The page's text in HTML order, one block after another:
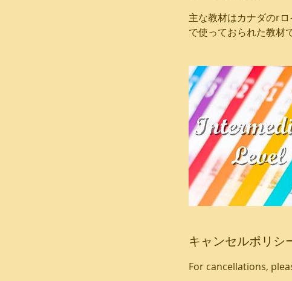
主な教材はカナダのr
で使っておられた教材
キャンセルポリシ
For cancellations,